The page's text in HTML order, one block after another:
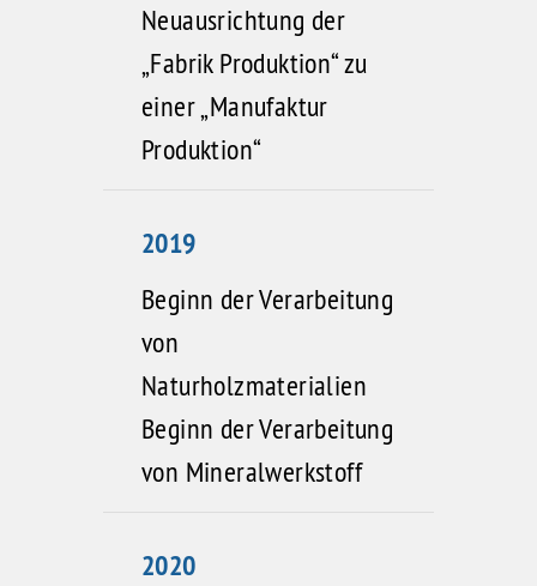
Neuausrichtung der
„Fabrik Produktion“ zu
einer „Manufaktur
Produktion“
2019
Beginn der Verarbeitung
von
Naturholzmaterialien
Beginn der Verarbeitung
von Mineralwerkstoff
2020